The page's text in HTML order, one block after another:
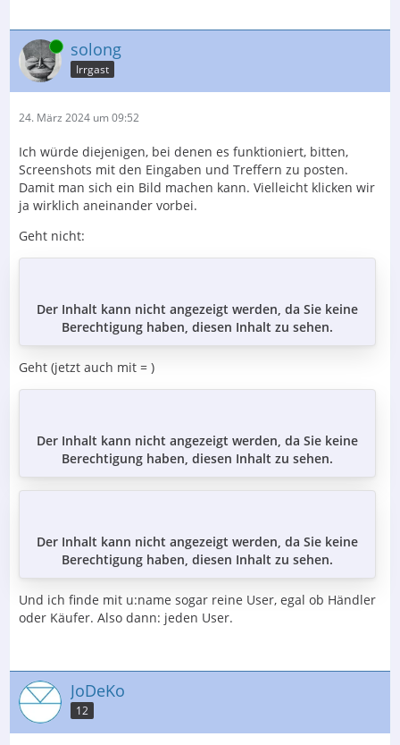
Online solong
Irrgast
24. März 2024 um 09:52
Ich würde diejenigen, bei denen es funktioniert, bitten,
Screenshots mit den Eingaben und Treffern zu posten.
Damit man sich ein Bild machen kann. Vielleicht klicken wir
ja wirklich aneinander vorbei.
Geht nicht:
Der Inhalt kann nicht angezeigt werden, da Sie keine
Berechtigung haben, diesen Inhalt zu sehen.
Geht (jetzt auch mit = )
Der Inhalt kann nicht angezeigt werden, da Sie keine
Berechtigung haben, diesen Inhalt zu sehen.
Der Inhalt kann nicht angezeigt werden, da Sie keine
Berechtigung haben, diesen Inhalt zu sehen.
Und ich finde mit u:name sogar reine User, egal ob Händler
oder Käufer. Also dann: jeden User.
JoDeKo
12